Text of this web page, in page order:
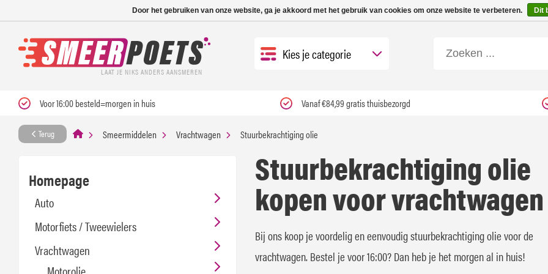
Nieuwe levertijd: 1 tot 3 werkdagen | Nu 25% korting op gehele assortiment Carfume met
LAAT JE NIKS ANDERS AANSMEREN
Kies je categorie
Voor 16:00 besteld=morgen in huis Vanaf €84,99 gratis thuisbezorgd
Terug Smeermiddelen Vrachtwagen Stuurbekrachtiging olie
Homepage
Auto
Motorfiets / Tweewielers
Vrachtwagen
Stuurbekrachtiging olie
kopen voor vrachtwagen
Bij ons koop je voordelig en eenvoudig stuurbekrachtiging olie voor de
vrachtwagen. Bestel je voor 16:00? Dan heb je het morgen al in huis!
Door het gebruiken van onze website, ga je akkoord met het gebruik van cookies om onze website te verbeteren. Dit